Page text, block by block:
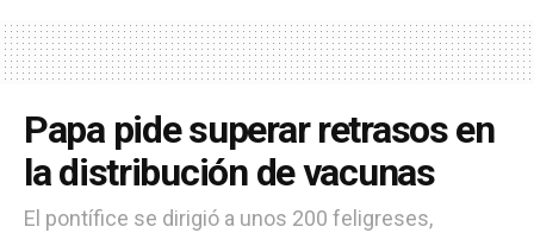
Papa pide superar retrasos en
la distribución de vacunas
El pontífice se dirigió a unos 200 feligreses,